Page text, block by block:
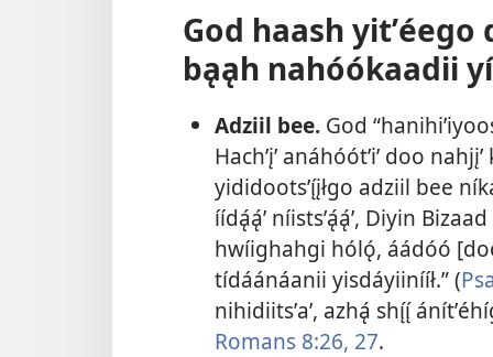
God haash
bąąh nahóókaadii
Adziil bee. God
Hachʼįʼ anáhóótʼiʼ doo
yididootsʼı̨́įłgo adziil bee
íídą́ą́ʼ níistsʼą́ą́ʼ, Diyin
hwíighahgi hólǫ́, áádóó
tídáánáanii yisdáyiinííł.” (
nihidiitsʼaʼ, azhą́ shı̨́ı̨́
Romans 8:​26, 27.